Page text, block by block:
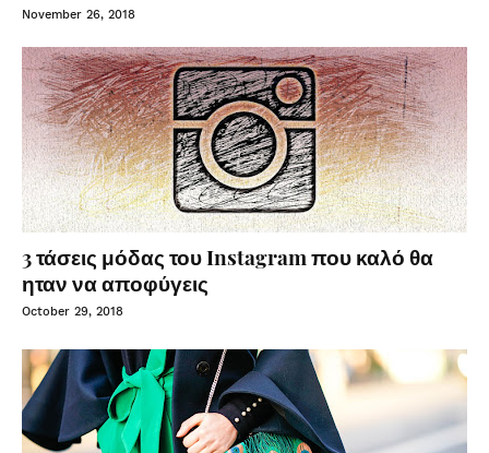
November 26, 2018
3 τάσεις μόδας του Instagram που καλό θα
ηταν να αποφύγεις
October 29, 2018